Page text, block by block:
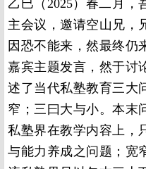
乙巳（2025）春二月，
主会议，邀请空山兄，
因恐不能来，然最终仍
嘉宾主题发言，然于讨
述了当代私塾教育三大
窄；三曰大与小。本末
私塾界在教学内容上，
与能力养成之问题；宽